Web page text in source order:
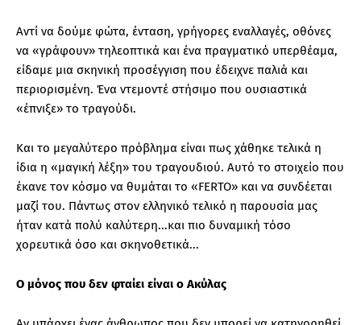
Αντί να δούμε φώτα, ένταση, γρήγορες εναλλαγές, οθόνες
να «γράφουν» τηλεοπτικά και ένα πραγματικό υπερθέαμα,
είδαμε μια σκηνική προσέγγιση που έδειχνε παλιά και
περιορισμένη. Ένα ντεμοντέ στήσιμο που ουσιαστικά
«έπνιξε» το τραγούδι.
Και το μεγαλύτερο πρόβλημα είναι πως χάθηκε τελικά η
ίδια η «μαγική λέξη» του τραγουδιού. Αυτό το στοιχείο που
έκανε τον κόσμο να θυμάται το «FERTO» και να συνδέεται
μαζί του. Πάντως στον ελληνικό τελικό η παρουσία μας
ήταν κατά πολύ καλύτερη...και πιο δυναμική τόσο
χορευτικά όσο και σκηνοθετικά...
Ο μόνος που δεν φταίει είναι ο Ακύλας